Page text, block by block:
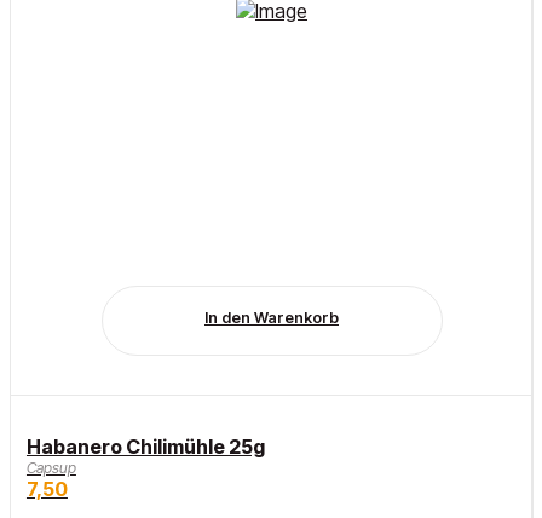
In den Warenkorb
Habanero Chilimühle 25g
Capsup
7,50